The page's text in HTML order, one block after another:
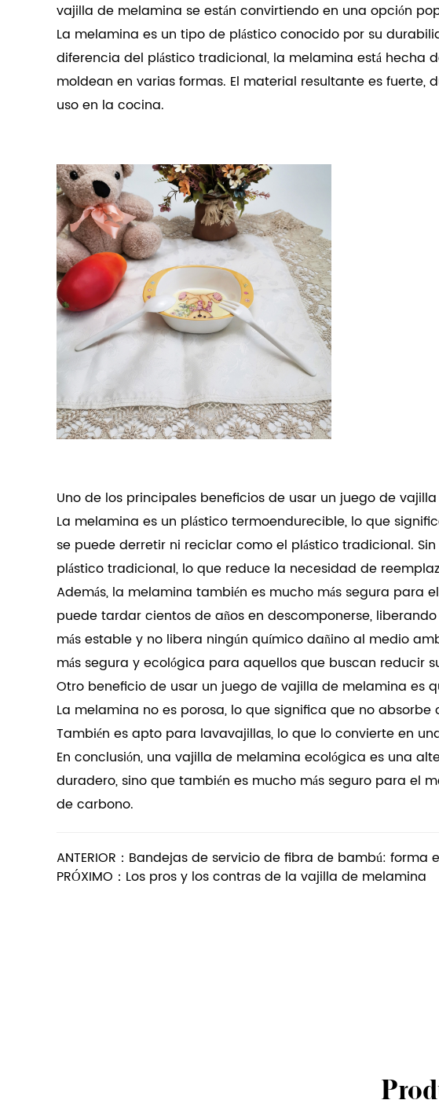
vajilla de melamina se están convirtiendo en una opción
La melamina es un tipo de plástico conocido por su
diferencia del plástico tradicional, la melamina está
moldean en varias formas. El material resultante es
uso en la cocina.
Uno de los principales beneficios de usar un juego de
La melamina es un plástico termoendurecible, lo que
se puede derretir ni reciclar como el plástico tradicional.
plástico tradicional, lo que reduce la necesidad de
Además, la melamina también es mucho más segura
puede tardar cientos de años en descomponerse,
más estable y no libera ningún químico dañino al medio
más segura y ecológica para aquellos que buscan reducir
Otro beneficio de usar un juego de vajilla de melamina es
La melamina no es porosa, lo que significa que no
También es apto para lavavajillas, lo que lo convierte en
En conclusión, una vajilla de melamina ecológica es una
duradero, sino que también es mucho más seguro para el
de carbono.
ANTERIOR：Bandejas de servicio de fibra de bambú:
PRÓXIMO：Los pros y los contras de la vajilla de melamina